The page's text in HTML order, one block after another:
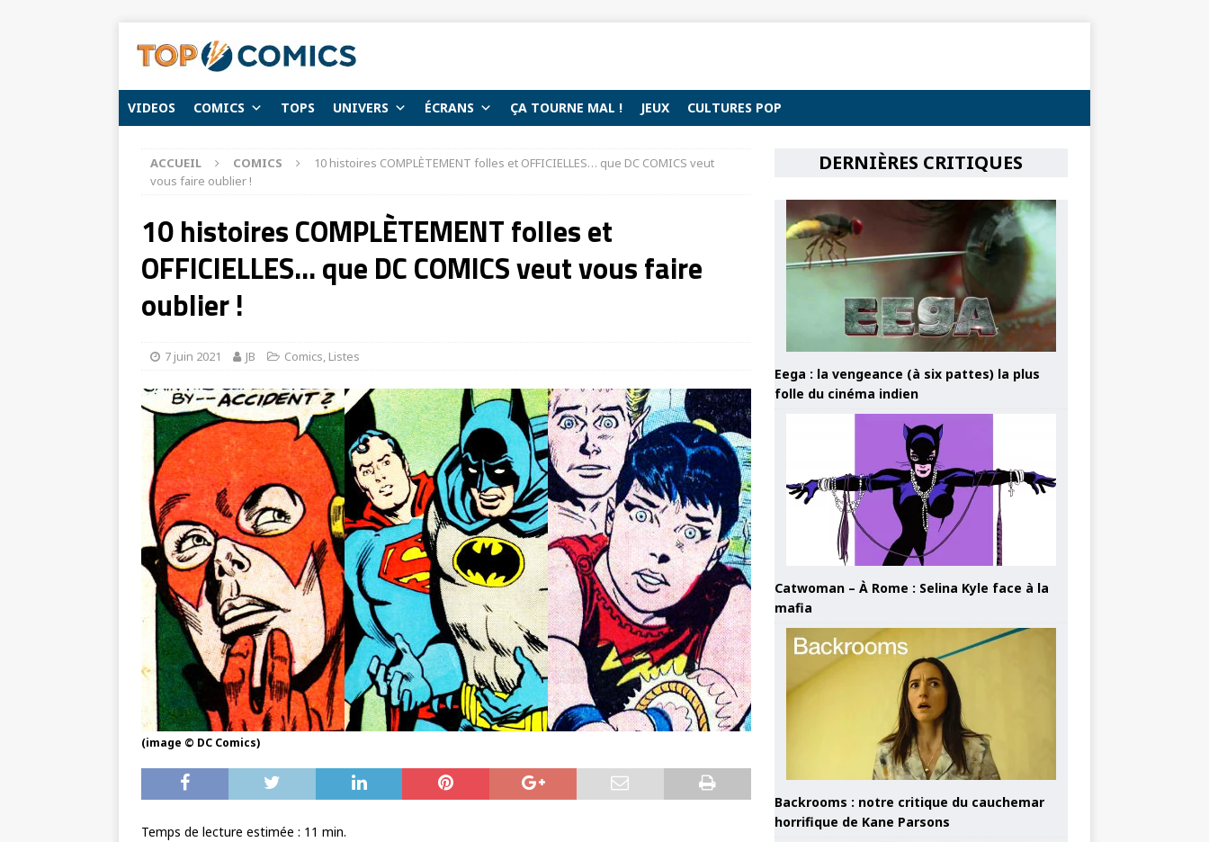
VIDEOS COMICS TOPS UNIVERS ÉCRANS ÇA TOURNE MAL ! JEUX CULTURES POP
ACCUEIL COMICS
10 histoires COMPLÈTEMENT folles et OFFICIELLES… que DC COMICS veut
vous faire oublier !
10 histoires COMPLÈTEMENT folles et
OFFICIELLES… que DC COMICS veut vous faire
oublier !
7 juin 2021 JB Comics, Listes
(image © DC Comics)
Temps de lecture estimée : 11 min.
DERNIÈRES CRITIQUES
Eega : la vengeance (à six pattes) la plus
folle du cinéma indien
Catwoman – À Rome : Selina Kyle face à la
mafia
Backrooms : notre critique du cauchemar
horrifique de Kane Parsons